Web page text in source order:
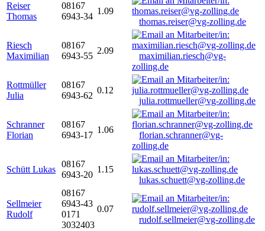
Reiser
Thomas
08167
6943-34
1.09
thomas.reiser@vg-zolling.de
Riesch
Maximilian
08167
6943-55
2.09
maximilian.riesch@vg-
zolling.de
Rottmüller
Julia
08167
6943-62
0.12
julia.rottmueller@vg-zolling.de
Schranner
Florian
08167
6943-17
1.06
florian.schranner@vg-
zolling.de
Schütt Lukas
08167
6943-20
1.15
lukas.schuett@vg-zolling.de
Sellmeier
Rudolf
08167
6943-43
0171
3032403
0.07
rudolf.sellmeier@vg-zolling.de